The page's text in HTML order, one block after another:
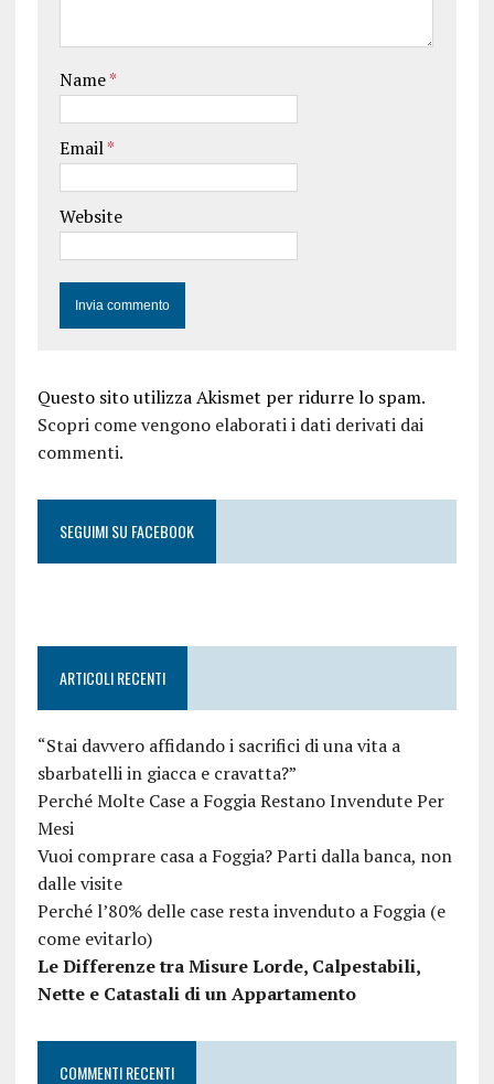
Name*
Email*
Website
Questo sito utilizza Akismet per ridurre lo spam.
Scopri come vengono elaborati i dati derivati dai
commenti.
SEGUIMI SU FACEBOOK
ARTICOLI RECENTI
“Stai davvero affidando i sacrifici di una vita a
sbarbatelli in giacca e cravatta?”
Perché Molte Case a Foggia Restano Invendute Per
Mesi
Vuoi comprare casa a Foggia? Parti dalla banca, non
dalle visite
Perché l’80% delle case resta invenduto a Foggia (e
come evitarlo)
Le Differenze tra Misure Lorde, Calpestabili,
Nette e Catastali di un Appartamento
COMMENTI RECENTI